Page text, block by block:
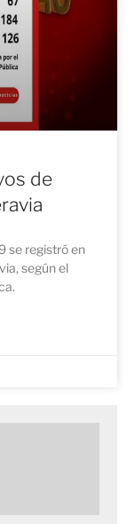
de
se registró en
según el